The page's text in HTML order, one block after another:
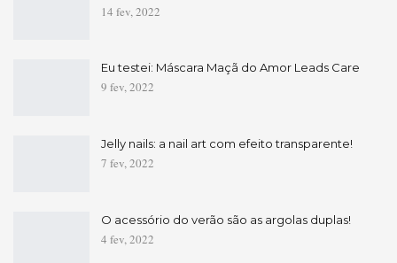
14 fev, 2022
Eu testei: Máscara Maçã do Amor Leads Care
9 fev, 2022
Jelly nails: a nail art com efeito transparente!
7 fev, 2022
O acessório do verão são as argolas duplas!
4 fev, 2022